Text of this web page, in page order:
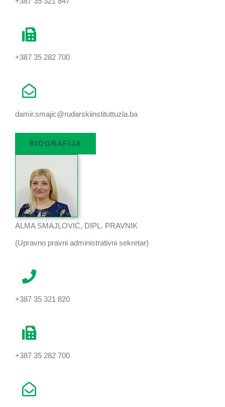
+387 35 282 700
damir.smajic@rudarskiinstituttuzla.ba
BIOGRAFIJA
ALMA SMAJLOVIĆ, DIPL. PRAVNIK
(Upravno pravni administrativni sekretar)
+387 35 321 820
+387 35 282 700